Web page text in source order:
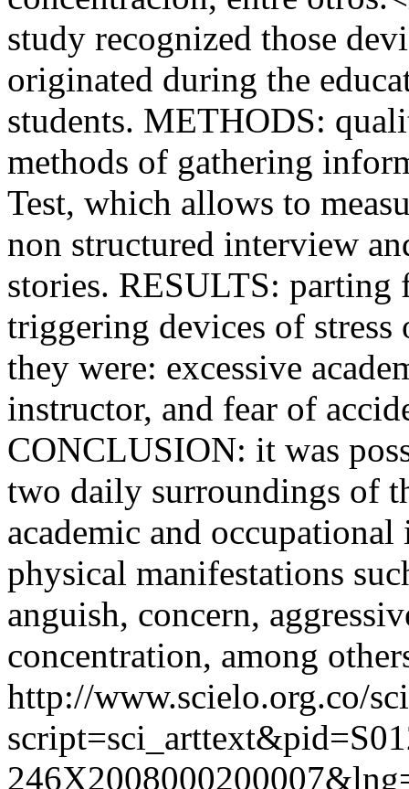
study recognized those
originated during the
students. METHODS:
methods of gathering
Test, which allows to
non structured interview
stories. RESULTS: parting
triggering devices of stress
they were: excessive
instructor, and fear of
CONCLUSION: it was
two daily surroundings of
academic and
physical manifestations
anguish, concern,
concentration, among
http://www.scielo.org.co/